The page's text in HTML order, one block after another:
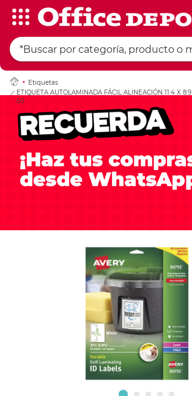
Etiquetas
ETIQUETA AUTOLAMINADA FÁCIL ALINEACIÓN 11.4 X
50